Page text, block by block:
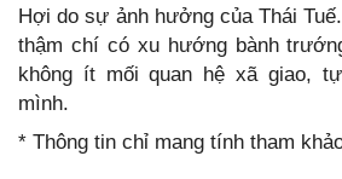
Hợi do sự ảnh hưởng của Thái
thậm chí có xu hướng bành
không ít mối quan hệ xã giao,
mình.
* Thông tin chỉ mang tính tham